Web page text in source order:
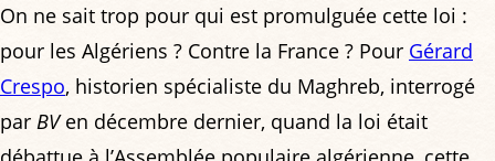
On ne sait trop pour qui est promulguée cette loi :
pour les Algériens ? Contre la France ? Pour Gérard
Crespo, historien spécialiste du Maghreb, interrogé
par BVen décembre dernier, quand la loi était